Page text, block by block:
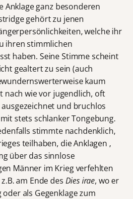
Anklage ganz besonderen
gehört zu jenen
welche ihr
ihren stimmlichen
haben. Seine Stimme scheint
gealtert zu sein (auch
kaum
nach wie vor jugendlich, oft
und bruchlos
stets schlanker Tongebung.
stimmte nachdenklich,
teilhaben, die Anklagen ,
über das sinnlose
Männer im Krieg verfehlten
am Ende des Dies irae, wo er
oder als Gegenklage zum